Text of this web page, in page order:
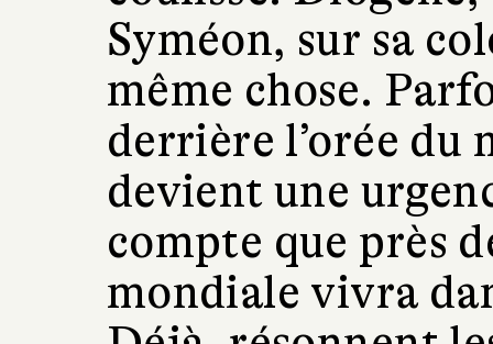
Syméon, sur sa
même chose.
derrière l’orée du
devient une
compte que près
mondiale vivra